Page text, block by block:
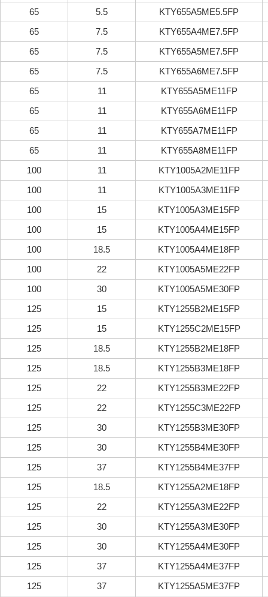
65
5.5
KTY655A5ME5.5FP
65
7.5
KTY655A4ME7.5FP
65
7.5
KTY655A5ME7.5FP
65
7.5
KTY655A6ME7.5FP
65
11
KTY655A5ME11FP
65
11
KTY655A6ME11FP
65
11
KTY655A7ME11FP
65
11
KTY655A8ME11FP
100
11
KTY1005A2ME11FP
100
11
KTY1005A3ME11FP
100
15
KTY1005A3ME15FP
100
15
KTY1005A4ME15FP
100
18.5
KTY1005A4ME18FP
100
22
KTY1005A5ME22FP
100
30
KTY1005A5ME30FP
125
15
KTY1255B2ME15FP
125
15
KTY1255C2ME15FP
125
18.5
KTY1255B2ME18FP
125
18.5
KTY1255B3ME18FP
125
22
KTY1255B3ME22FP
125
22
KTY1255C3ME22FP
125
30
KTY1255B3ME30FP
125
30
KTY1255B4ME30FP
125
37
KTY1255B4ME37FP
125
18.5
KTY1255A2ME18FP
125
22
KTY1255A3ME22FP
125
30
KTY1255A3ME30FP
125
30
KTY1255A4ME30FP
125
37
KTY1255A4ME37FP
125
37
KTY1255A5ME37FP